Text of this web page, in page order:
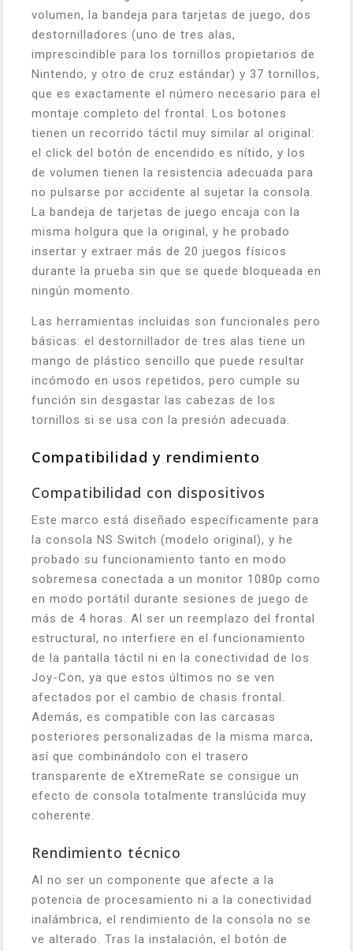
volumen, la bandeja para tarjetas de juego, dos
destornilladores (uno de tres alas,
imprescindible para los tornillos propietarios de
Nintendo, y otro de cruz estándar) y 37 tornillos,
que es exactamente el número necesario para el
montaje completo del frontal. Los botones
tienen un recorrido táctil muy similar al original:
el click del botón de encendido es nítido, y los
de volumen tienen la resistencia adecuada para
no pulsarse por accidente al sujetar la consola.
La bandeja de tarjetas de juego encaja con la
misma holgura que la original, y he probado
insertar y extraer más de 20 juegos físicos
durante la prueba sin que se quede bloqueada en
ningún momento.
Las herramientas incluidas son funcionales pero
básicas: el destornillador de tres alas tiene un
mango de plástico sencillo que puede resultar
incómodo en usos repetidos, pero cumple su
función sin desgastar las cabezas de los
tornillos si se usa con la presión adecuada.
Compatibilidad y rendimiento
Compatibilidad con dispositivos
Este marco está diseñado específicamente para
la consola NS Switch (modelo original), y he
probado su funcionamiento tanto en modo
sobremesa conectada a un monitor 1080p como
en modo portátil durante sesiones de juego de
más de 4 horas. Al ser un reemplazo del frontal
estructural, no interfiere en el funcionamiento
de la pantalla táctil ni en la conectividad de los
Joy-Con, ya que estos últimos no se ven
afectados por el cambio de chasis frontal.
Además, es compatible con las carcasas
posteriores personalizadas de la misma marca,
así que combinándolo con el trasero
transparente de eXtremeRate se consigue un
efecto de consola totalmente translúcida muy
coherente.
Rendimiento técnico
Al no ser un componente que afecte a la
potencia de procesamiento ni a la conectividad
inalámbrica, el rendimiento de la consola no se
ve alterado. Tras la instalación, el botón de